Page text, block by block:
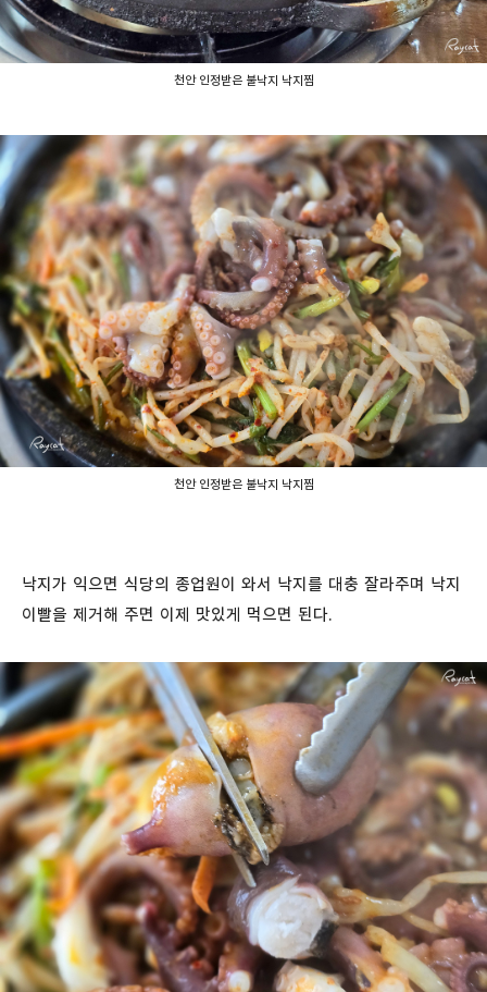
천안 인정받은 불낙지 낙지찜
천안 인정받은 불낙지 낙지찜
낙지가 익으면 식당의 종업원이 와서 낙지를 대충 잘라주며 낙지
이빨을 제거해 주면 이제 맛있게 먹으면 된다.